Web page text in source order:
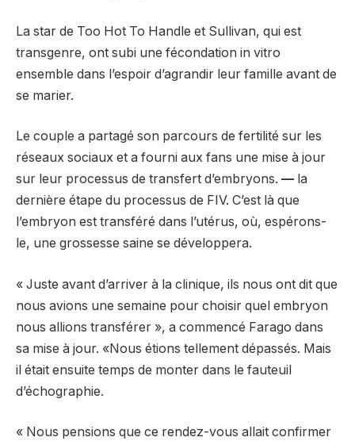
La star de Too Hot To Handle et Sullivan, qui est
transgenre, ont subi une fécondation in vitro
ensemble dans l’espoir d’agrandir leur famille avant de
se marier.
Le couple a partagé son parcours de fertilité sur les
réseaux sociaux et a fourni aux fans une mise à jour
sur leur processus de transfert d’embryons. — la
dernière étape du processus de FIV. C’est là que
l’embryon est transféré dans l’utérus, où, espérons-
le, une grossesse saine se développera.
« Juste avant d’arriver à la clinique, ils nous ont dit que
nous avions une semaine pour choisir quel embryon
nous allions transférer », a commencé Farago dans
sa mise à jour. «Nous étions tellement dépassés. Mais
il était ensuite temps de monter dans le fauteuil
d’échographie.
« Nous pensions que ce rendez-vous allait confirmer